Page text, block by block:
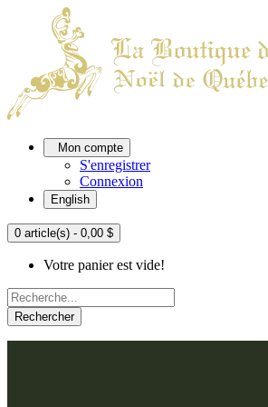
Mon compte
S'enregistrer
Connexion
English
0 article(s) - 0,00 $
Votre panier est vide!
Rechercher